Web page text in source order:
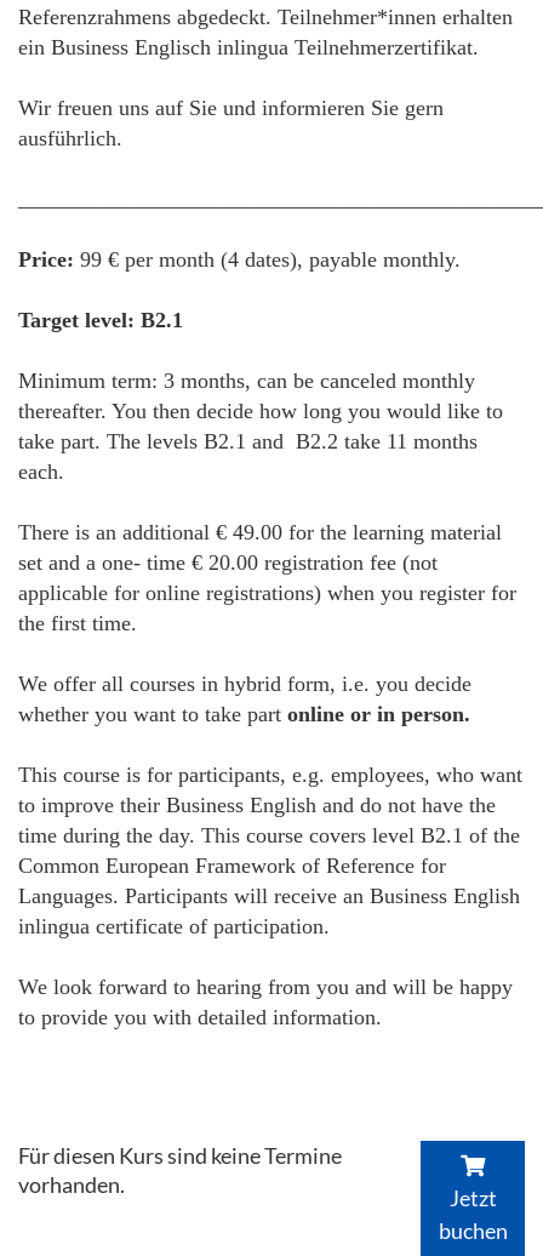
Referenzrahmens abgedeckt. Teilnehmer*innen erhalten
ein Business Englisch inlingua Teilnehmerzertifikat.
Wir freuen uns auf Sie und informieren Sie gern
ausführlich.
Price: 99 € per month (4 dates), payable monthly.
Target level: B2.1
Minimum term: 3 months, can be canceled monthly
thereafter. You then decide how long you would like to
take part. The levels B2.1 and B2.2 take 11 months
each.
There is an additional € 49.00 for the learning material
set and a one- time € 20.00 registration fee (not
applicable for online registrations) when you register for
the first time.
We offer all courses in hybrid form, i.e. you decide
whether you want to take part online or in person.
This course is for participants, e.g. employees, who want
to improve their Business English and do not have the
time during the day. This course covers level B2.1 of the
Common European Framework of Reference for
Languages. Participants will receive an Business English
inlingua certificate of participation.
We look forward to hearing from you and will be happy
to provide you with detailed information.
Für diesen Kurs sind keine Termine
vorhanden.
Jetzt
buchen